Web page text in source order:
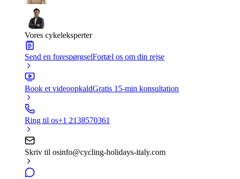
Vores cykeleksperter
Send en forespørgselFortæl os om din rejse
Book et videoopkaldGratis 15-min konsultation
Ring til os+1 2138570361
Skriv til osinfo@cycling-holidays-italy.com